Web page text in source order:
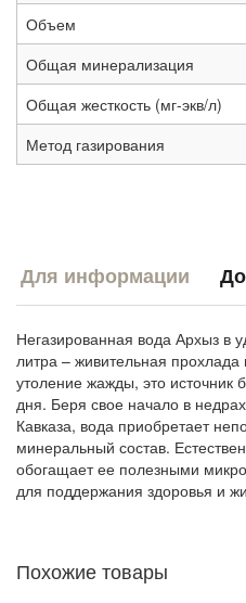
Объем
Общая минерализация
Общая жесткость (мг-экв/л)
Метод газирования
Для информации
Негазированная вода Архыз в
литра – живительная
утоление жажды, это источник
дня. Беря свое начало в
Кавказа, вода приобретает
минеральный состав.
обогащает ее полезными
для поддержания здоровья и
Похожие товары